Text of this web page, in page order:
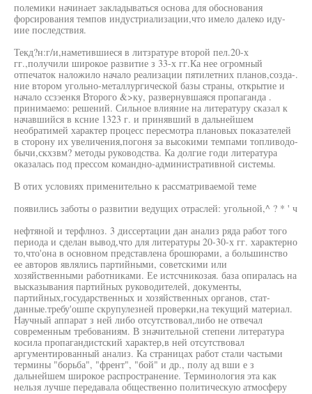
полемики начинает закладываться основа для обоснования
форсирования темпов индустриализации,что имело далеко иду-
иие последствия.
Текд?н:г/и,наметившиеся в литзратуре второй пел.20-х
гг.,получили широкое развитие з 33-х гг.Ка нее огромный
отпечаток наложило начало реализации пятилетних планов,созда-.
ние втором угольно-металлургической базы страны, открытие и
начало ссзэенкя Второго &>ку, развернувшаяся пропаганда .
принимаемо: решений. Сильное влияние на литературу сказал к
начавшийся в ксние 1323 г. и принявший в дальнейшем
необратимей характер процесс пересмотра плановых показателей
в сторону их увеличения,погоня за высокими темпами топливодо-
бычи,скхзвм? методы руководства. Ка долгие годи литература
оказалась под прессом командно-административной системы.
В отих условиях применительно к рассматриваемой теме
появились заботы о развитии ведущих отраслей: угольной,^ ? * ' ч
нефтяной и терфлноз. 3 диссертации дан анализ ряда работ того
периода и сделан вывод,что для литературы 20-30-х гг. характерно
то,что'она в основном представлена брошюрами, а большинство
ее авторов являлись партийными, советскими или
хозяйственными работниками. Ее истсчникозая. база опиралась на
высказывания партийных руководителей, документы,
партийных,государственных и хозяйственных органов, стат-
данные.требу'ошпе скрупулезней проверки,на текущий материал.
Научный аппарат з ней либо отсутствовал,либо не отвечал
современным требованиям. В значительной степени литература
косила пропагандистский характер,в ней отсутствовал
аргументированный анализ. Ка страницах работ стали частыми
термины "борьба", "френт", "бой" и др., полу ад вши е з
дальнейшем широкое распространение. Терминология эта как
нельзя лучше передавала общественно политическую атмосферу